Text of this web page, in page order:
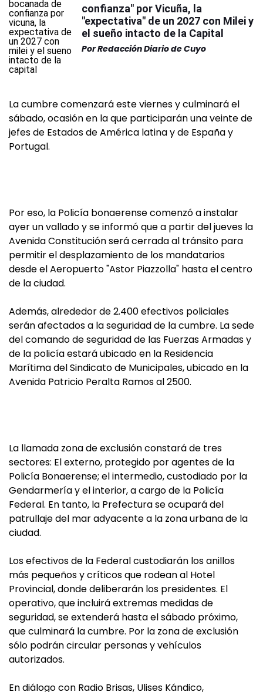
confianza" por Vicuña, la
"expectativa" de un 2027 con Milei y
el sueño intacto de la Capital
PorRedacción Diario de Cuyo
La cumbre comenzará este viernes y culminará el
sábado, ocasión en la que participarán una veinte de
jefes de Estados de América latina y de España y
Portugal.
Por eso, la Policía bonaerense comenzó a instalar
ayer un vallado y se informó que a partir del jueves la
Avenida Constitución será cerrada al tránsito para
permitir el desplazamiento de los mandatarios
desde el Aeropuerto "Astor Piazzolla" hasta el centro
de la ciudad.
Además, alrededor de 2.400 efectivos policiales
serán afectados a la seguridad de la cumbre. La sede
del comando de seguridad de las Fuerzas Armadas y
de la policía estará ubicado en la Residencia
Marítima del Sindicato de Municipales, ubicado en la
Avenida Patricio Peralta Ramos al 2500.
La llamada zona de exclusión constará de tres
sectores: El externo, protegido por agentes de la
Policía Bonaerense; el intermedio, custodiado por la
Gendarmería y el interior, a cargo de la Policía
Federal. En tanto, la Prefectura se ocupará del
patrullaje del mar adyacente a la zona urbana de la
ciudad.
Los efectivos de la Federal custodiarán los anillos
más pequeños y críticos que rodean al Hotel
Provincial, donde deliberarán los presidentes. El
operativo, que incluirá extremas medidas de
seguridad, se extenderá hasta el sábado próximo,
que culminará la cumbre. Por la zona de exclusión
sólo podrán circular personas y vehículos
autorizados.
En diálogo con Radio Brisas, Ulises Kándico,